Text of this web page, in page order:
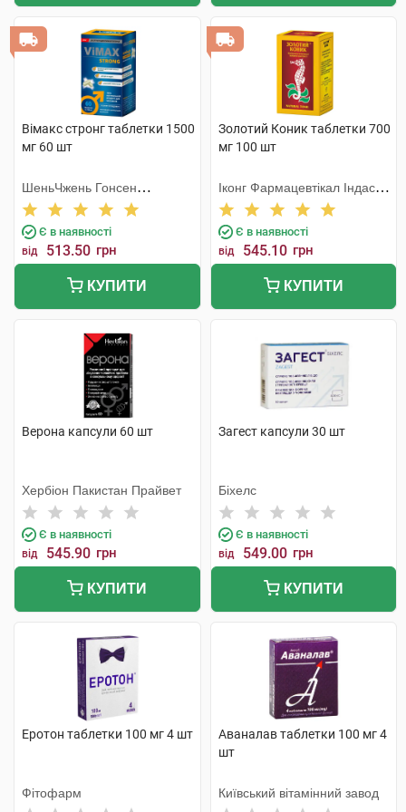
Вімакс стронг таблетки 1500
мг 60 шт
ШеньЧжень Гонсен
Байоледжі Індастрі Ко. Лтд
Є в наявності
від 513.50 грн
КУПИТИ
Золотий Коник таблетки 700
мг 100 шт
Іконг Фармацевтікал Індастрі
Ко
Є в наявності
від 545.10 грн
КУПИТИ
Верона капсули 60 шт
Хербіон Пакистан Прайвет
Є в наявності
від 545.90 грн
КУПИТИ
Загест капсули 30 шт
Біхелс
Є в наявності
від 549.00 грн
КУПИТИ
Еротон таблетки 100 мг 4 шт
Фітофарм
Аваналав таблетки 100 мг 4
шт
Київський вітамінний завод